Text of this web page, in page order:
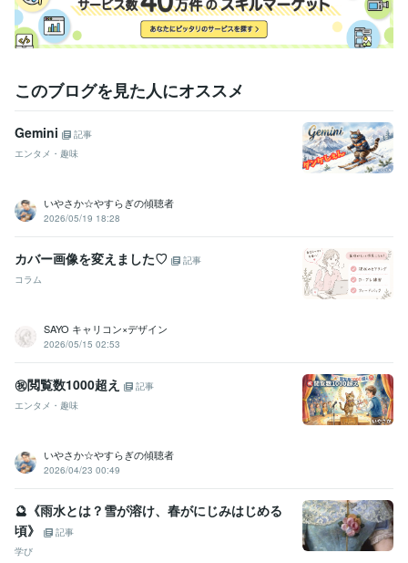
このブログを見た人にオススメ
Gemini
記事
エンタメ・趣味
いやさか☆やすらぎの傾聴者
2026/05/19 18:28
カバー画像を変えました♡
記事
コラム
SAYO キャリコン×デザイン
2026/05/15 02:53
㊗️閲覧数1000超え
記事
エンタメ・趣味
いやさか☆やすらぎの傾聴者
2026/04/23 00:49
🔮《雨水とは？雪が溶け、春がにじみはじめる
頃》
記事
学び